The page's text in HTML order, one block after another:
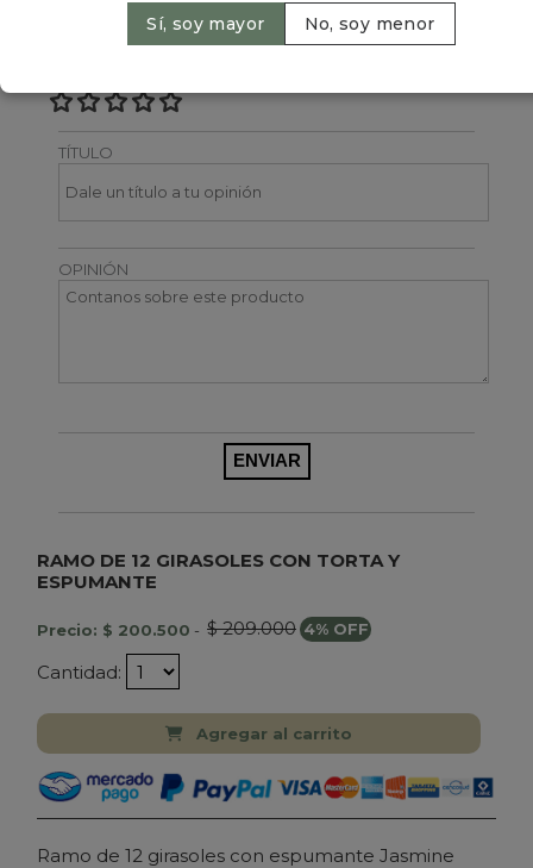
TÍTULO
OPINIÓN
RAMO DE 12 GIRASOLES CON TORTA Y
ESPUMANTE
Precio: $ 200.500 - $ 209.000 4% OFF
Cantidad:
Agregar al carrito
Ramo de 12 girasoles con espumante Jasmine